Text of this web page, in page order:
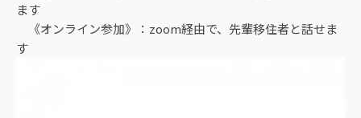
ます
《オンライン参加》：zoom経由で、先輩移住者と話せま
す